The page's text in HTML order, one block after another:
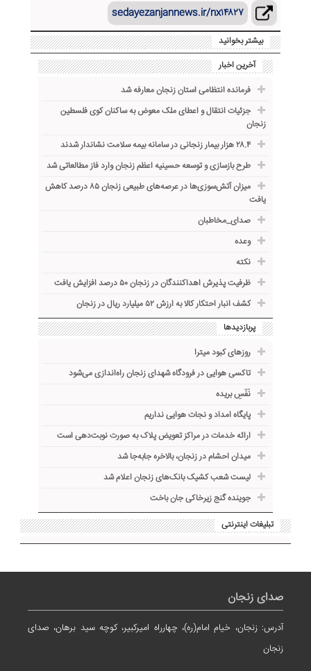
sedayezanjannews.ir/nx۱۴۸۲۷
بیشتر بخوانید
آخرین اخبار
فرمانده انتظامی استان زنجان معارفه شد
جزئیات انتقال و اعطای ملک معوض به ساکنان کوی فلسطین
زنجان
۲۸.۴ هزار بیمار زنجانی در سامانه بیمه سلامت نشاندار شدند
طرح بازسازی و توسعه حسینیه اعظم زنجان وارد فاز مطالعاتی شد
میزان آتش‌سوزی‌ها در عرصه‌های طبیعی زنجان ۸۵ درصد کاهش
یافت
صدای_مخاطبان
وعده
نکته
ظرفیت پذیرش اهداکنندگان در زنجان ۵۰ درصد افزایش یافت
کشف انبار احتکار کالا به ارزش ۵۲ میلیارد ریال در زنجان
پربازدیدها
روزهای کبود میترا
تاکسی هوایی در فرودگاه شهدای زنجان راه‌اندازی می‌شود
نَفَسِ بریده
پایگاه امداد و نجات هوایی نداریم
ارائه خدمات در مراکز تعویض پلاک به صورت نوبت‌دهی است
میدان احشام در زنجان، بالاخره جا‌به‌جا شد
لیست شعب کشیک بانک‌های زنجان اعلام شد
جوینده گنج زیرخاکی جان باخت
تبلیغات اینترنتی
صدای زنجان
آدرس: زنجان، خیام امام(ره)، چهارراه امیرکبیر، کوچه سید برهان، صدای
زنجان